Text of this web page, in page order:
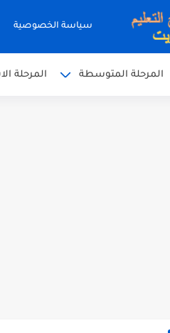
سياسة الخصوصية
المرحلة المتوسطة المرحلة